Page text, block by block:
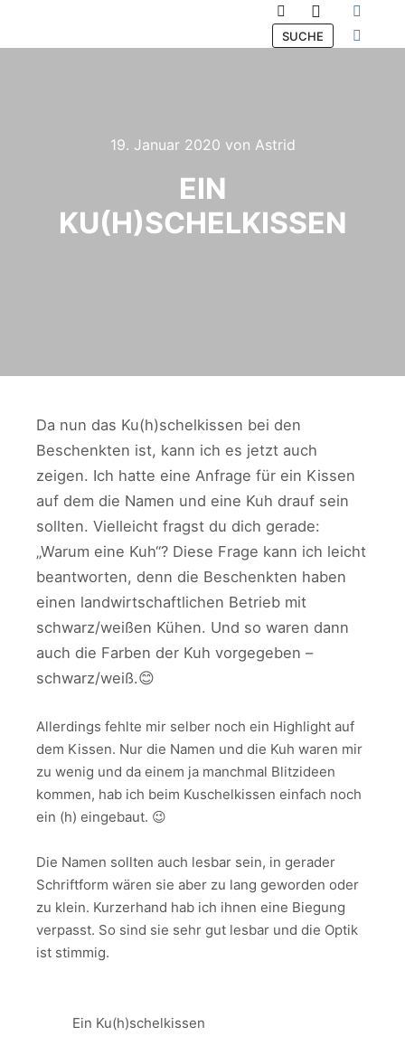
SuchenHauptmenü
SUCHE
19. Januar 2020 von Astrid
EIN
KU(H)SCHELKISSEN
Da nun das Ku(h)schelkissen bei den
Beschenkten ist, kann ich es jetzt auch
zeigen. Ich hatte eine Anfrage für ein Kissen
auf dem die Namen und eine Kuh drauf sein
sollten. Vielleicht fragst du dich gerade:
„Warum eine Kuh“? Diese Frage kann ich leicht
beantworten, denn die Beschenkten haben
einen landwirtschaftlichen Betrieb mit
schwarz/weißen Kühen. Und so waren dann
auch die Farben der Kuh vorgegeben –
schwarz/weiß.😊
Allerdings fehlte mir selber noch ein Highlight auf
dem Kissen. Nur die Namen und die Kuh waren mir
zu wenig und da einem ja manchmal Blitzideen
kommen, hab ich beim Kuschelkissen einfach noch
ein (h) eingebaut. 😉
Die Namen sollten auch lesbar sein, in gerader
Schriftform wären sie aber zu lang geworden oder
zu klein. Kurzerhand hab ich ihnen eine Biegung
verpasst. So sind sie sehr gut lesbar und die Optik
ist stimmig.
Ein Ku(h)schelkissen